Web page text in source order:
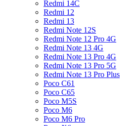
Redmi 14C
Redmi 12
Redmi 13
Redmi Note 12S
Redmi Note 12 Pro 4G
Redmi Note 13 4G
Redmi Note 13 Pro 4G
Redmi Note 13 Pro 5G
Redmi Note 13 Pro Plus
Poco C61
Poco C65
Poco M5S
Poco M6
Poco M6 Pro